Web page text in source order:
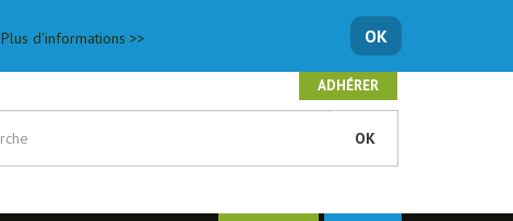
Plus d'informations >> OK
ADHÉRER
OK